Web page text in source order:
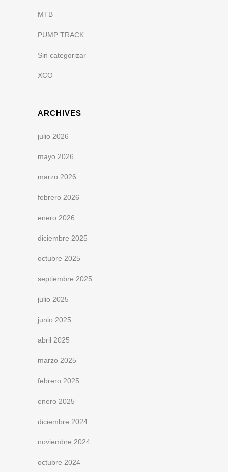
MTB
PUMP TRACK
Sin categorizar
XCO
ARCHIVES
julio 2026
mayo 2026
marzo 2026
febrero 2026
enero 2026
diciembre 2025
octubre 2025
septiembre 2025
julio 2025
junio 2025
abril 2025
marzo 2025
febrero 2025
enero 2025
diciembre 2024
noviembre 2024
octubre 2024